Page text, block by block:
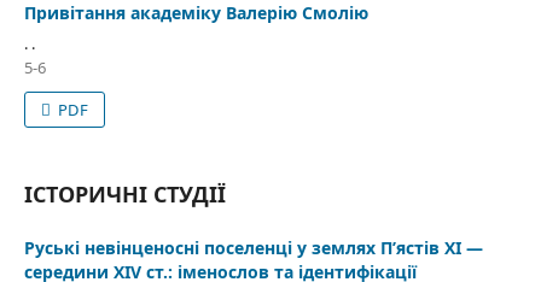
Привітання академіку Валерію Смолію
. .
5-6
PDF
ІСТОРИЧНІ СТУДІЇ
Руські невінценосні поселенці у землях П’ястів ХІ —
середини XIV ст.: іменослов та ідентифікації